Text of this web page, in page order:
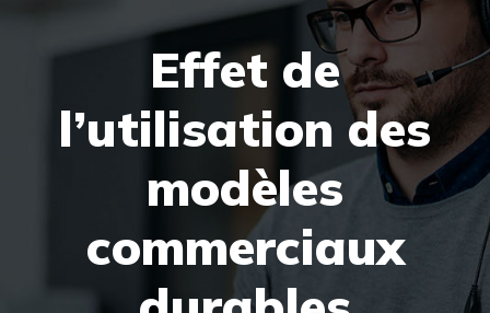
Effet de
l’utilisation des
modèles
commerciaux